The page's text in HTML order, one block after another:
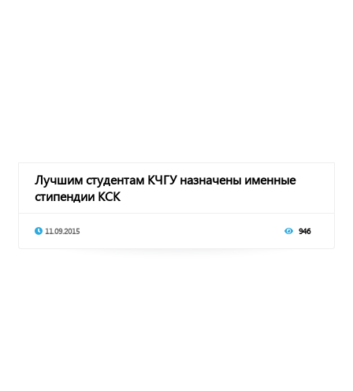
Лучшим студентам КЧГУ назначены именные
стипендии КСК
11.09.2015 946